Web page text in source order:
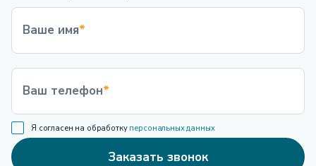
Ваше имя*
Ваш телефон*
Я согласен на обработку персональных данных
Заказать звонок